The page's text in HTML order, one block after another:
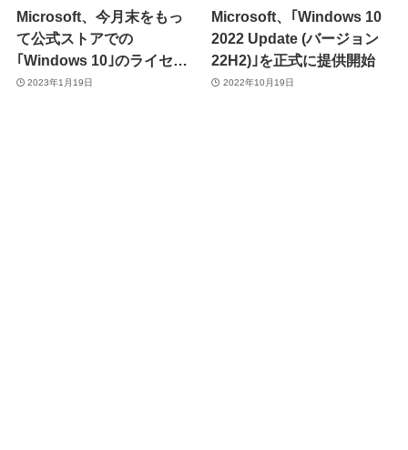
Microsoft、今月末をもっ
て公式ストアでの
｢Windows 10｣のライセン
ス販売を終了へ
2023年1月19日
Microsoft、｢Windows 10
2022 Update (バージョン
22H2)｣を正式に提供開始
2022年10月19日